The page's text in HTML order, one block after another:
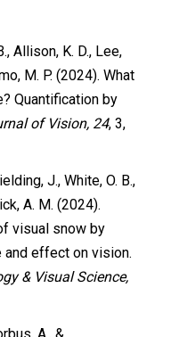
Allison, K. D., Lee,
M. P. (2024). What
Quantification by
of Vision, 24, 3,
J., White, O. B.,
A. M. (2024).
visual snow by
and effect on vision.
& Visual Science,